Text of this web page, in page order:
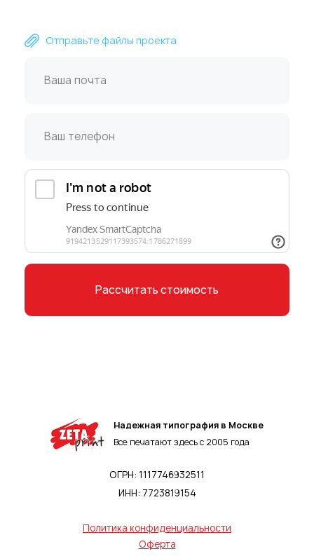
Отправьте файлы проекта
Рассчитать стоимость
Надежная типография в Москве
Все печатают здесь с 2005 года
ОГРН: 1117746932511
ИНН: 7723819154
Политика конфиденциальности
Оферта